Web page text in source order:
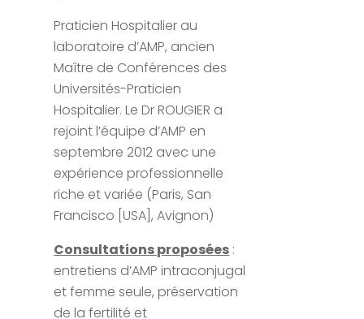
Praticien Hospitalier au
laboratoire d’AMP, ancien
Maître de Conférences des
Universités-Praticien
Hospitalier. Le Dr ROUGIER a
rejoint l’équipe d’AMP en
septembre 2012 avec une
expérience professionnelle
riche et variée (Paris, San
Francisco [USA], Avignon)
Consultations proposées :
entretiens d’AMP intraconjugal
et femme seule, préservation
de la fertilité et